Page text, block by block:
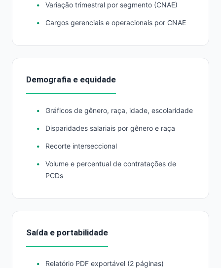
Variação trimestral por segmento (CNAE)
Cargos gerenciais e operacionais por CNAE
Demografia e equidade
Gráficos de gênero, raça, idade, escolaridade
Disparidades salariais por gênero e raça
Recorte interseccional
Volume e percentual de contratações de
PCDs
Saída e portabilidade
Relatório PDF exportável (2 páginas)